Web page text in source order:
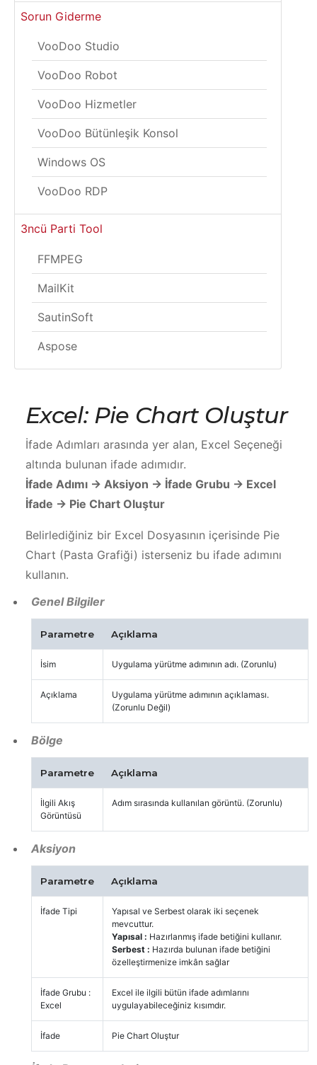
Sorun Giderme
VooDoo Studio
VooDoo Robot
VooDoo Hizmetler
VooDoo Bütünleşik Konsol
Windows OS
VooDoo RDP
3ncü Parti Tool
FFMPEG
MailKit
SautinSoft
Aspose
Excel: Pie Chart Oluştur
İfade Adımları arasında yer alan, Excel Seçeneği
altında bulunan ifade adımıdır.
İfade Adımı -> Aksiyon -> İfade Grubu -> Excel
İfade -> Pie Chart Oluştur
Belirlediğiniz bir Excel Dosyasının içerisinde Pie
Chart (Pasta Grafiği) isterseniz bu ifade adımını
kullanın.
Genel Bilgiler
Parametre Açıklama
İsim Uygulama yürütme adımının adı. (Zorunlu)
Açıklama
Uygulama yürütme adımının açıklaması.
(Zorunlu Değil)
Bölge
Parametre Açıklama
İlgili Akış
Görüntüsü
Adım sırasında kullanılan görüntü. (Zorunlu)
Aksiyon
Parametre Açıklama
İfade Tipi
Yapısal ve Serbest olarak iki seçenek
mevcuttur.
Yapısal : Hazırlanmış ifade betiğini kullanır.
Serbest : Hazırda bulunan ifade betiğini
özelleştirmenize imkân sağlar
İfade Grubu :
Excel
Excel ile ilgili bütün ifade adımlarını
uygulayabileceğiniz kısımdır.
İfade Pie Chart Oluştur